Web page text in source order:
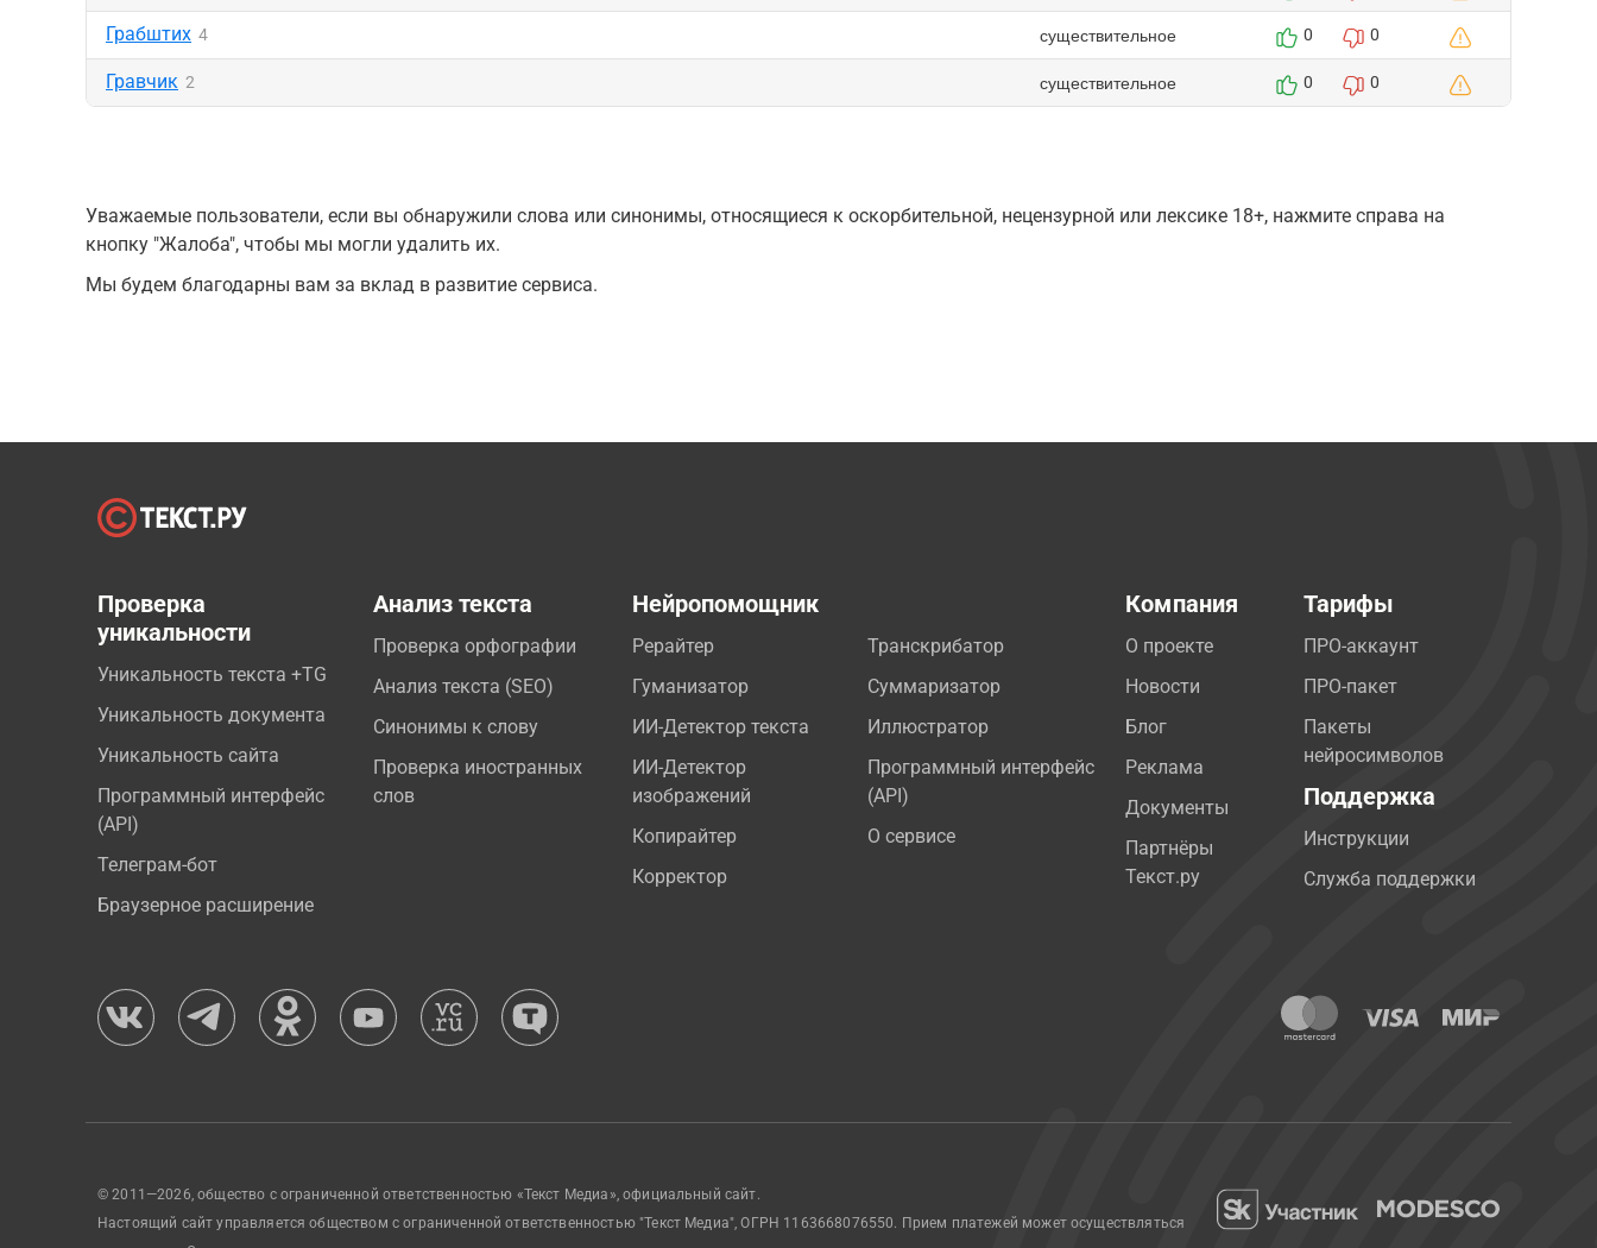
Грабштих 4 существительное 0 0
Гравчик 2 существительное 0 0
Уважаемые пользователи, если вы обнаружили слова или синонимы, относящиеся к оскорбительной, нецензурной или лексике 18+, нажмите справа на
кнопку "Жалоба", чтобы мы могли удалить их.
Мы будем благодарны вам за вклад в развитие сервиса.
Проверка
уникальности
Уникальность текста +TG
Уникальность документа
Уникальность сайта
Программный интерфейс
(API)
Телеграм-бот
Браузерное расширение
Анализ текста
Проверка орфографии
Анализ текста (SEO)
Синонимы к слову
Проверка иностранных
слов
Нейропомощник
Рерайтер
Гуманизатор
ИИ-Детектор текста
ИИ-Детектор
изображений
Копирайтер
Корректор
Транскрибатор
Суммаризатор
Иллюстратор
Программный интерфейс
(API)
О сервисе
Компания
О проекте
Новости
Блог
Реклама
Документы
Партнёры
Текст.ру
Тарифы
ПРО-аккаунт
ПРО-пакет
Пакеты
нейросимволов
Поддержка
Инструкции
Служба поддержки
© 2011—2026, общество с ограниченной ответственностью «Текст Медиа», официальный сайт.
Настоящий сайт управляется обществом с ограниченной ответственностью "Текст Медиа", ОГРН 1163668076550. Прием платежей может осуществляться